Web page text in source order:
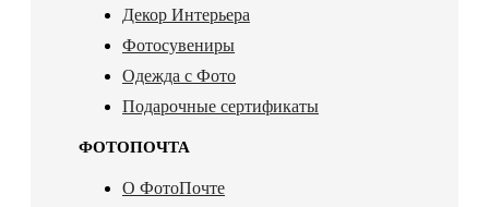
Декор Интерьера
Фотосувениры
Одежда с Фото
Подарочные сертификаты
ФОТОПОЧТА
О ФотоПочте